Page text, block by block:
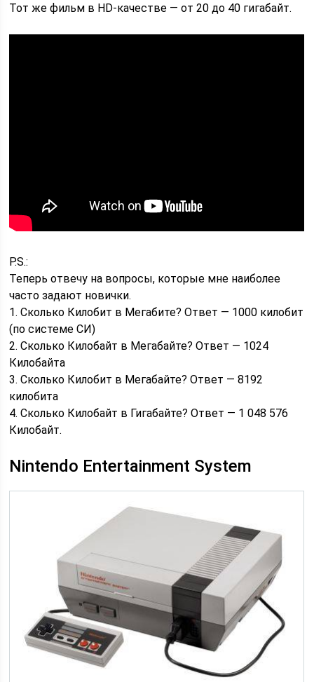
Тот же фильм в HD-качестве — от 20 до 40 гигабайт.
P.S.:
Теперь отвечу на вопросы, которые мне наиболее
часто задают новички.
1. Сколько Килобит в Мегабите? Ответ — 1000 килобит
(по системе СИ)
2. Сколько Килобайт в Мегабайте? Ответ — 1024
Килобайта
3. Сколько Килобит в Мегабайте? Ответ — 8192
килобита
4. Сколько Килобайт в Гигабайте? Ответ — 1 048 576
Килобайт.
Nintendo Entertainment System